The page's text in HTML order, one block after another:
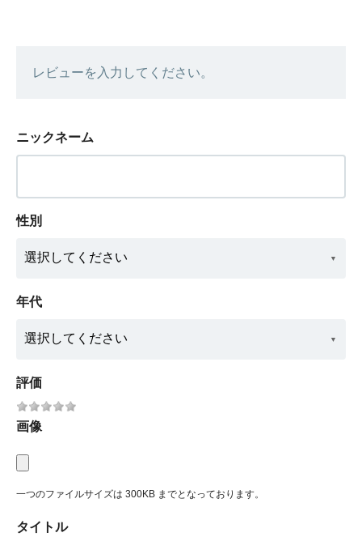
レビューを入力してください。
ニックネーム
性別
年代
評価
画像
一つのファイルサイズは 300KB までとなっております。
タイトル